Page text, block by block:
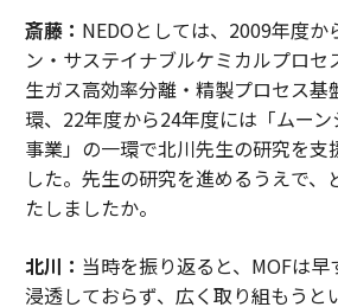
斎藤： NEDOとしては、2009年度か
ン・サステイナブルケミカルプロセ
生ガス高効率分離・精製プロセス基
環、22年度から24年度には「ムー
事業」の一環で北川先生の研究を支
した。先生の研究を進めるうえで、
たしましたか。
北川： 当時を振り返ると、MOFは
浸透しておらず、広く取り組もうと